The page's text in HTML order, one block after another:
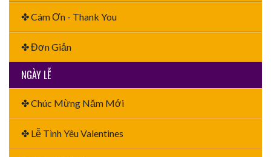
✤ Cám Ơn - Thank You
✤ Đơn Giản
NGÀY LỄ
✤ Chúc Mừng Năm Mới
✤ Lễ Tình Yêu Valentines